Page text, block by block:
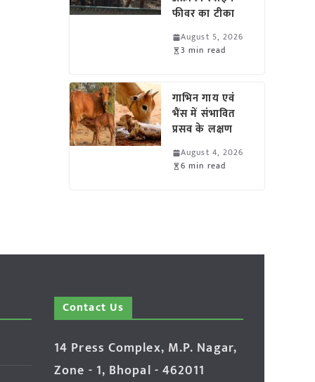
फीवर का टीका
August 5, 2026
3 min read
गाभिन गाय एवं
भैंस में संभावित
प्रसव के लक्षण
August 4, 2026
6 min read
Contact Us
14 Press Complex, M.P. Nagar,
Zone - 1, Bhopal - 462011